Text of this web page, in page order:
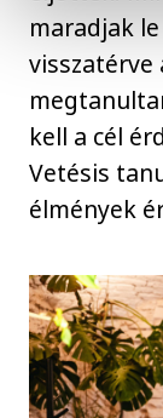
maradjak
visszatérve
kell a cél
Vetésis
élmények